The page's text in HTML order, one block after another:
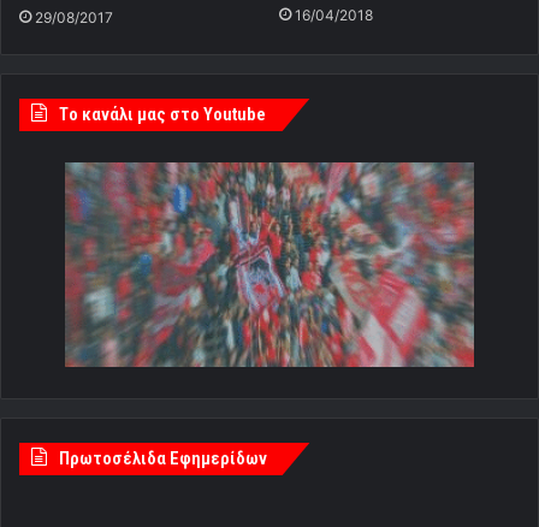
29/08/2017 16/04/2018
Tο κανάλι μας στο Youtube
Πρωτοσέλιδα Εφημερίδων